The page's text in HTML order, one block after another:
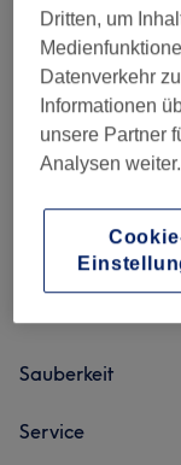
Herren Waxing (1
4,8
Sauberkeit
Service
Dritten, um
Datenverkehr
Informationen
unsere Partner
Analysen weiter.